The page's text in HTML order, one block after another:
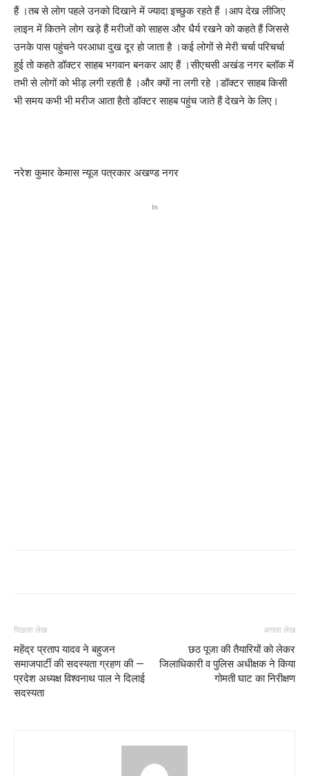
हैं ।तब से लोग पहले उनको दिखाने में ज्यादा इच्छुक रहते हैं ।आप देख लीजिए
लाइन में कितने लोग खड़े हैं मरीजों को साहस और धैर्य रखने को कहते हैं जिससे
उनके पास पहुंचने परआधा दुख दूर हो जाता है ।कई लोगों से मेरी चर्चा परिचर्चा
हुई तो कहते डॉक्टर साहब भगवान बनकर आए हैं ।सीएचसी अखंड नगर ब्लॉक में
तभी से लोगों को भीड़ लगी रहती है ।और क्यों ना लगी रहे ।डॉक्टर साहब किसी
भी समय कभी भी मरीज आता हैतो डॉक्टर साहब पहुंच जाते हैं देखने के लिए।
नरेश कुमार केमास न्यूज पत्रकार अखण्ड नगर
In
पिछला लेख
महेंद्र प्रताप यादव ने बहुजन
समाजपार्टी की सदस्यता ग्रहण की —
प्रदेश अध्यक्ष विश्वनाथ पाल ने दिलाई
सदस्यता
अगला लेख
छठ पूजा की तैयारियों को लेकर
जिलाधिकारी व पुलिस अधीक्षक ने किया
गोमती घाट का निरीक्षण